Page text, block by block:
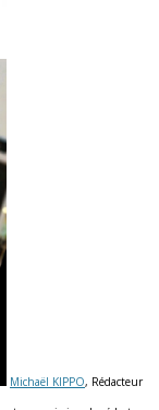
Michaël KIPPO, Rédacteur